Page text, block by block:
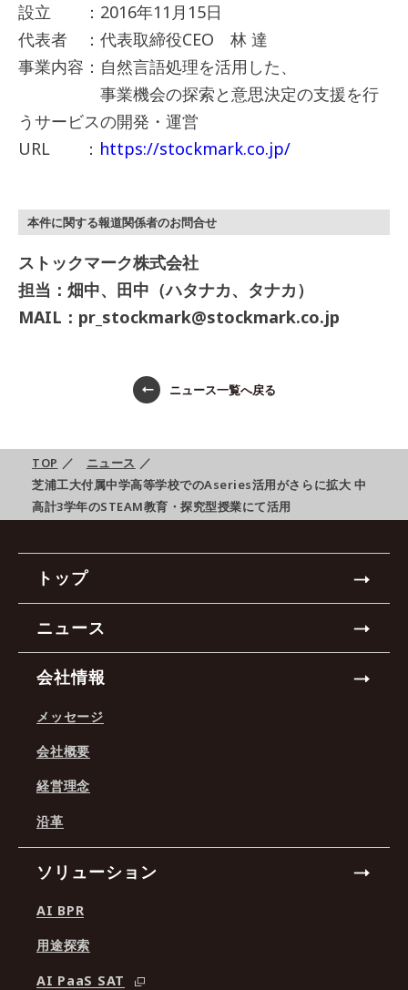
設立 ：2016年11月15日
代表者 ：代表取締役CEO 林 達
事業内容：自然言語処理を活用した、
事業機会の探索と意思決定の支援を行
うサービスの開発・運営
URL ： https://stockmark.co.jp/
本件に関する報道関係者のお問合せ
ストックマーク株式会社
担当：畑中、田中（ハタナカ、タナカ）
MAIL：pr_stockmark@stockmark.co.jp
ニュース一覧へ戻る
TOP ／ ニュース ／
芝浦工大付属中学高等学校でのAseries活用がさらに拡大 中
高計3学年のSTEAM教育・探究型授業にて活用
トップ
ニュース
会社情報
メッセージ
会社概要
経営理念
沿革
ソリューション
AI BPR
用途探索
AI PaaS SAT